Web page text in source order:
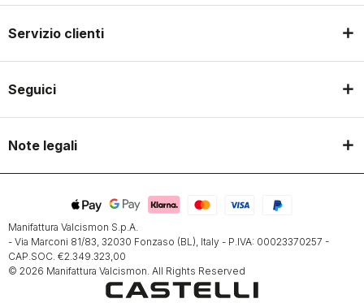
Servizio clienti
Seguici
Note legali
Manifattura Valcismon S.p.A.
- Via Marconi 81/83, 32030 Fonzaso (BL), Italy - P.IVA: 00023370257 -
CAP.SOC. €2.349.323,00
© 2026 Manifattura Valcismon. All Rights Reserved